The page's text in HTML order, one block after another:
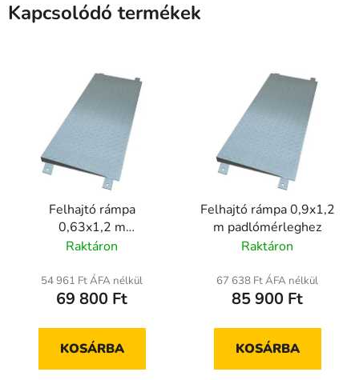
Kapcsolódó termékek
Felhajtó rámpa
0,63x1,2 m
padlómérleghez
Raktáron
54 961 Ft ÁFA nélkül
69 800 Ft
KOSÁRBA
Felhajtó rámpa 0,9x1,2
m padlómérleghez
Raktáron
67 638 Ft ÁFA nélkül
85 900 Ft
KOSÁRBA